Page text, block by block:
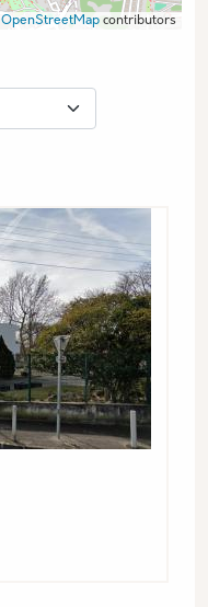
OpenStreetMap contributors